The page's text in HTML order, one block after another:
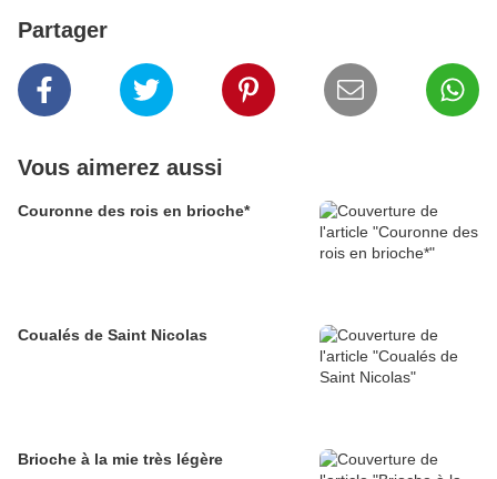
Partager
Vous aimerez aussi
Couronne des rois en brioche*
Coualés de Saint Nicolas
Brioche à la mie très légère